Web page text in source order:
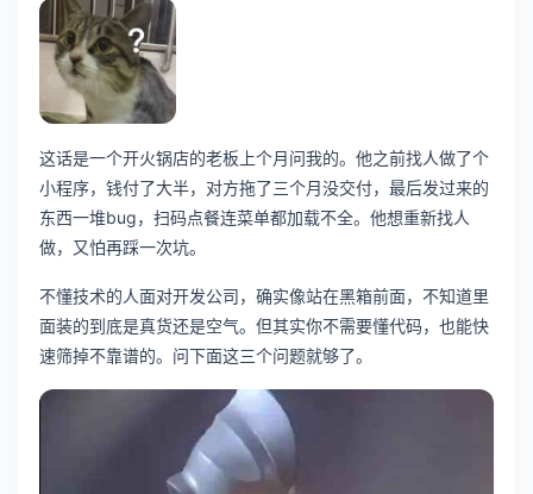
这话是一个开火锅店的老板上个月问我的。他之前找人做了个
小程序，钱付了大半，对方拖了三个月没交付，最后发过来的
东西一堆bug，扫码点餐连菜单都加载不全。他想重新找人
做，又怕再踩一次坑。
不懂技术的人面对开发公司，确实像站在黑箱前面，不知道里
面装的到底是真货还是空气。但其实你不需要懂代码，也能快
速筛掉不靠谱的。问下面这三个问题就够了。